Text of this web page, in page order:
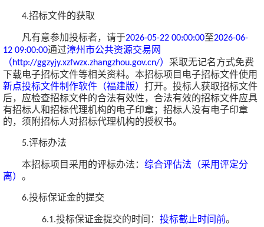
4.招标文件的获取
凡有意参加投标者，请于2026-05-22 00:00:00至2026-06-
12 09:00:00通过漳州市公共资源交易网
（http://ggzyjy.xzfwzx.zhangzhou.gov.cn/） 采取无记名方式免费
下载电子招标文件等相关资料。本招标项目电子招标文件使用
新点投标文件制作软件（福建版） 打开。投标人获取招标文件
后，应检查招标文件的合法有效性，合法有效的招标文件应具
有招标人和招标代理机构的电子印章；招标人没有电子印章
的，须附招标人对招标代理机构的授权书。
5.评标办法
本招标项目采用的评标办法： 综合评估法（采用评定分
离） 。
6.投标保证金的提交
6.1.投标保证金提交的时间： 投标截止时间前。